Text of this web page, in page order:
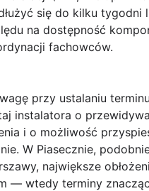
się do kilku tygodni
na dostępność
fachowców.
przy ustalaniu
instalatora o
i o możliwość
W Piasecznie,
największe
— wtedy terminy